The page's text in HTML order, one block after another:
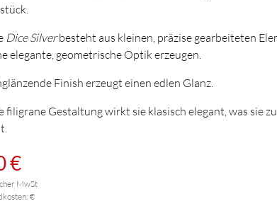
Dice Silverbesteht aus kleinen, präzise gearbeiteten
elegante, geometrische Optik erzeugen.
Finish erzeugt einen edlen Glanz.
filigrane Gestaltung wirkt sie klasisch elegant, was sie
€
MwSt
€